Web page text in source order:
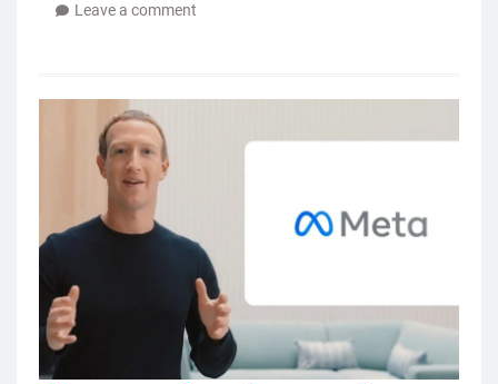
Leave a comment